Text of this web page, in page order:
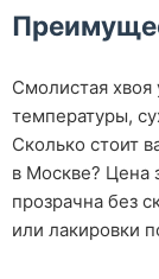
Смолистая хвоя
температуры,
Сколько стоит
в Москве? Цена
прозрачна без
или лакировки